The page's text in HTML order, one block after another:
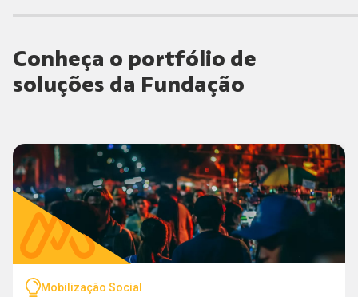
Conheça o portfólio de
soluções da Fundação
Mobilização Social